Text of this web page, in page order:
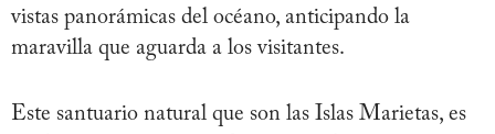
vistas panorámicas del océano, anticipando la
maravilla que aguarda a los visitantes.
Este santuario natural que son las Islas Marietas, es